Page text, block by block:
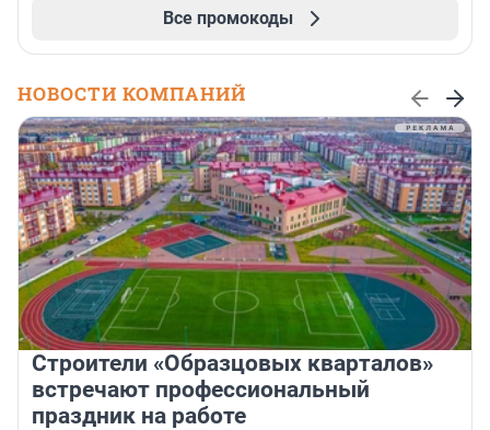
Все промокоды
НОВОСТИ КОМПАНИЙ
Строители «Образцовых кварталов»
встречают профессиональный
праздник на работе